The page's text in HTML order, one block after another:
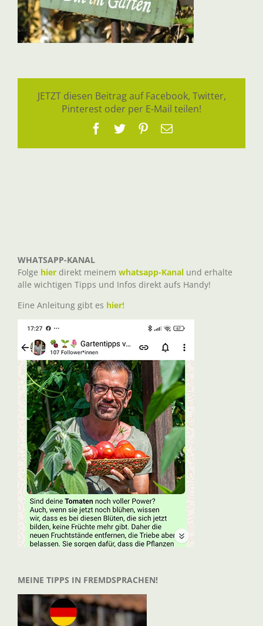
JETZT diesen Beitrag auf Facebook, Twitter,
Pinterest oder per E-Mail teilen!
Facebook
TwitterPinterest
E-
WHATSAPP-KANAL
Folge hier direkt meinem whatsapp-Kanal und erhalte
alle wichtigen Tipps und Infos direkt aufs Handy!
Eine Anleitung gibt es hier!
MEINE TIPPS IN FREMDSPRACHEN!